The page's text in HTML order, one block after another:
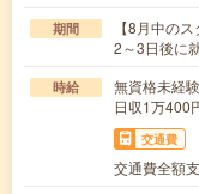
期間
【8月中の
2～3日後に
時給
無資格未経
日収1万400
交通費
交通費全額